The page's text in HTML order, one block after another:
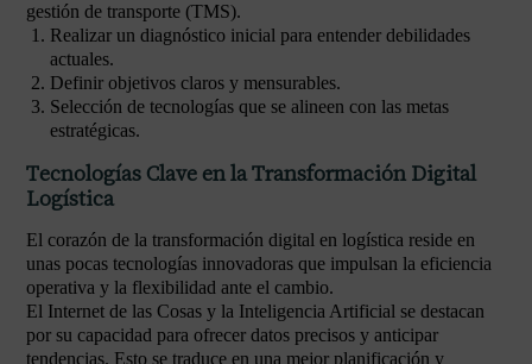
gestión de transporte (TMS).
Realizar un diagnóstico inicial para entender debilidades
actuales.
Definir objetivos claros y mensurables.
Selección de tecnologías que se alineen con las metas
estratégicas.
Tecnologías Clave en la Transformación Digital
Logística
El corazón de la transformación digital en logística reside en
unas pocas tecnologías innovadoras que impulsan la eficiencia
operativa y la flexibilidad ante el cambio.
El Internet de las Cosas y la Inteligencia Artificial se destacan
por su capacidad para ofrecer datos precisos y anticipar
tendencias. Esto se traduce en una mejor planificación y